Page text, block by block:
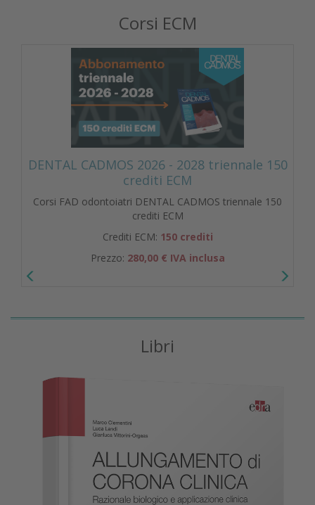
Corsi ECM
DENTAL CADMOS 2026 - 2028 triennale 150
crediti ECM
Corsi FAD odontoiatri DENTAL CADMOS triennale 150
crediti ECM
Crediti ECM: 150 crediti
Prezzo: 280,00 € IVA inclusa
Libri